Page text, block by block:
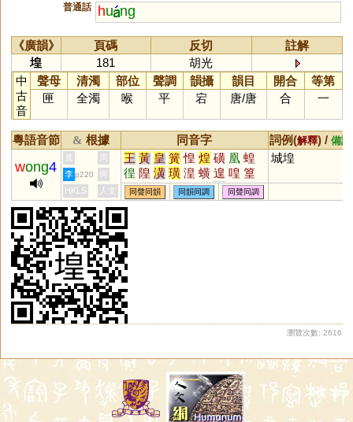
普通話
hu ng
《廣韻》 頁碼 反切
註解
堭
181
胡光
中
古
音
聲母 清濁 部位 聲調 韻攝 韻目 開合
等第
匣
全濁 喉 平 宕 唐/唐 合 一
粵語音節 & 根據 同音字 詞例(解釋) / 備註
wong4
黃 周 王 黃 皇 簧 惶 煌 磺 凰 蝗
徨 隍 潢 璜 湟 蟥 遑 喤 篁
鰉 艎 鍠 餭 穔 葟 熿 獚 楻
韹 媓 崲 鷬 騜 趪 偟
城堭
李 p220
何
HKLS
人文 同聲同韻 同韻同調 同聲同調
瀏覽次數: 2616